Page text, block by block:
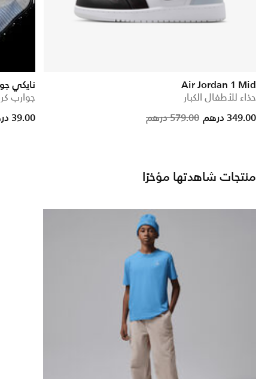
Air Jordan 1 Mid
حذاء للأطفال الكبار
Price
579.00 درهم to
349.00 درهم
نايكي
جوارب كرة
reduced from
to
39.00 درهم
منتجات شاهدتها مؤخرًا